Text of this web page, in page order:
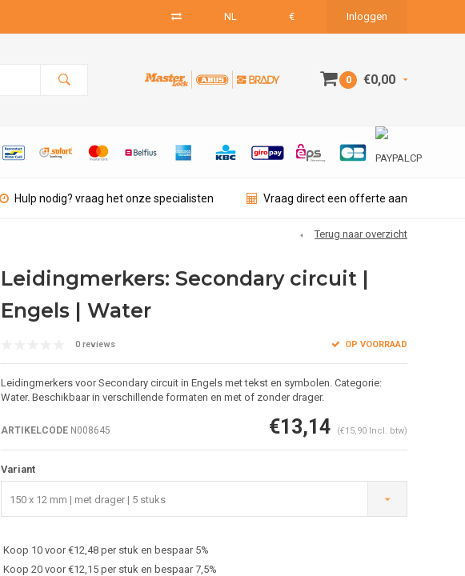
NL € Inloggen
0 €0,00
Hulp nodig? vraag het onze specialisten Vraag direct een offerte aan
Terug naar overzicht
Afbeelding vergroten
Leidingmerkers: Secondary circuit |
Engels | Water
0 reviews OP VOORRAAD
Leidingmerkers voor Secondary circuit in Engels met tekst en symbolen. Categorie:
Water. Beschikbaar in verschillende formaten en met of zonder drager.
ARTIKELCODEN008645 €13,14 (€15,90 Incl. btw)
Variant
150 x 12 mm | met drager | 5 stuks
Koop 10 voor €12,48 per stuk en bespaar 5%
Koop 20 voor €12,15 per stuk en bespaar 7,5%